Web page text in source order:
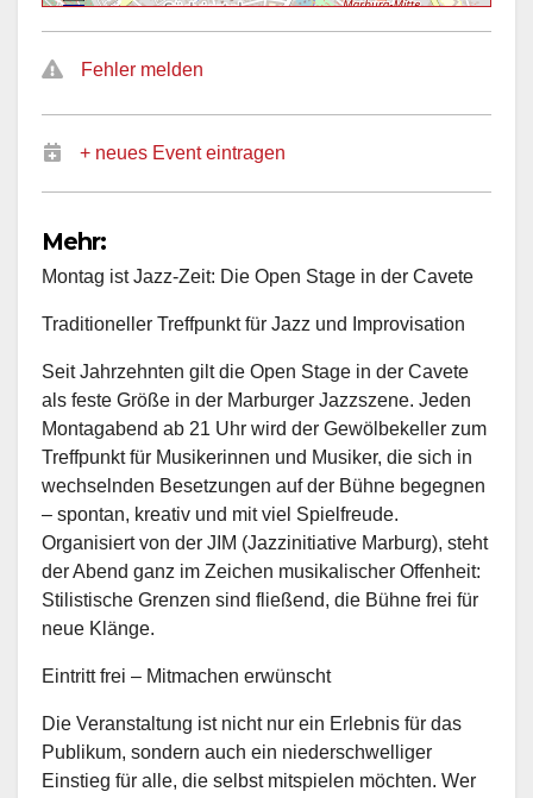
Fehler melden
+ neues Event eintragen
Mehr:
Montag ist Jazz-Zeit: Die Open Stage in der Cavete
Traditioneller Treffpunkt für Jazz und Improvisation
Seit Jahrzehnten gilt die Open Stage in der Cavete
als feste Größe in der Marburger Jazzszene. Jeden
Montagabend ab 21 Uhr wird der Gewölbekeller zum
Treffpunkt für Musikerinnen und Musiker, die sich in
wechselnden Besetzungen auf der Bühne begegnen
– spontan, kreativ und mit viel Spielfreude.
Organisiert von der JIM (Jazzinitiative Marburg), steht
der Abend ganz im Zeichen musikalischer Offenheit:
Stilistische Grenzen sind fließend, die Bühne frei für
neue Klänge.
Eintritt frei – Mitmachen erwünscht
Die Veranstaltung ist nicht nur ein Erlebnis für das
Publikum, sondern auch ein niederschwelliger
Einstieg für alle, die selbst mitspielen möchten. Wer